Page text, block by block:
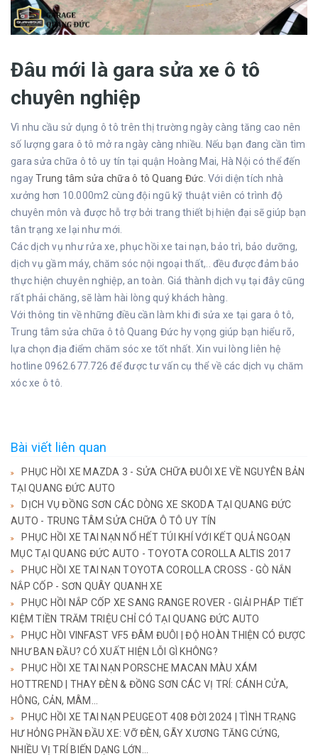
Đâu mới là gara sửa xe ô tô
chuyên nghiệp
Vì nhu cầu sử dụng ô tô trên thị trường ngày càng tăng cao nên
số lượng gara ô tô mở ra ngày càng nhiều. Nếu bạn đang cần tìm
gara sửa chữa ô tô uy tín tại quận Hoàng Mai, Hà Nội có thể đến
ngayTrung tâm sửa chữa ô tô Quang Đức . Với diện tích nhà
xưởng hơn 10.000m2 cùng đội ngũ kỹ thuật viên có trình độ
chuyên môn và được hỗ trợ bởi trang thiết bị hiện đại sẽ giúp bạn
tân trạng xe lại như mới.
Các dịch vụ như rửa xe, phục hồi xe tai nạn, bảo trì, bảo dưỡng,
dịch vụ gầm máy, chăm sóc nội ngoại thất,.. đều được đảm bảo
thực hiện chuyên nghiệp, an toàn. Giá thành dịch vụ tại đây cũng
rất phải chăng, sẽ làm hài lòng quý khách hàng.
Với thông tin về những điều cần làm khi đi sửa xe tại gara ô tô,
Trung tâm sửa chữa ô tô Quang Đức hy vọng giúp bạn hiểu rõ,
lựa chọn địa điểm chăm sóc xe tốt nhất. Xin vui lòng liên hệ
hotline 0962.677.726 để được tư vấn cụ thể về các dịch vụ chăm
xóc xe ô tô.
Bài viết liên quan
PHỤC HỒI XE MAZDA 3 - SỬA CHỮA ĐUÔI XE VỀ NGUYÊN BẢN
TẠI QUANG ĐỨC AUTO
DỊCH VỤ ĐỒNG SƠN CÁC DÒNG XE SKODA TẠI QUANG ĐỨC
AUTO - TRUNG TÂM SỬA CHỮA Ô TÔ UY TÍN
PHỤC HỒI XE TAI NẠN NỔ HẾT TÚI KHÍ VỚI KẾT QUẢ NGOẠN
MỤC TẠI QUANG ĐỨC AUTO - TOYOTA COROLLA ALTIS 2017
PHỤC HỒI XE TAI NẠN TOYOTA COROLLA CROSS - GÒ NẮN
NẮP CỐP - SƠN QUÂY QUANH XE
PHỤC HỒI NẮP CỐP XE SANG RANGE ROVER - GIẢI PHÁP TIẾT
KIỆM TIỀN TRĂM TRIỆU CHỈ CÓ TẠI QUANG ĐỨC AUTO
PHỤC HỒI VINFAST VF5 ĐÂM ĐUÔI | ĐỘ HOÀN THIỆN CÓ ĐƯỢC
NHƯ BAN ĐẦU? CÓ XUẤT HIỆN LỖI GÌ KHÔNG?
PHỤC HỒI XE TAI NẠN PORSCHE MACAN MÀU XÁM
HOTTREND | THAY ĐÈN & ĐỒNG SƠN CÁC VỊ TRÍ: CÁNH CỬA,
HÔNG, CẢN, MÂM...
PHỤC HỒI XE TAI NẠN PEUGEOT 408 ĐỜI 2024 | TÌNH TRẠNG
HƯ HỎNG PHẦN ĐẦU XE: VỠ ĐÈN, GÃY XƯƠNG TĂNG CỨNG,
NHIỀU VỊ TRÍ BIẾN DẠNG LỚN...